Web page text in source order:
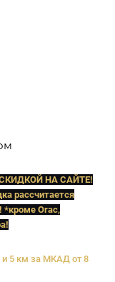
НА САЙТЕ!
рассчитается
*кроме Orac,
5 км за МКАД от 8